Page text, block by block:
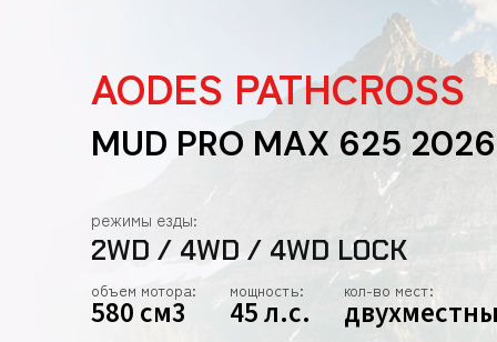
AODES PATHCROSS
MUD PRO MAX 625 2026
режимы езды:
2WD / 4WD / 4WD LOCK
объем мотора:
580 см3
мощность:
45 л.с.
кол-во мест: